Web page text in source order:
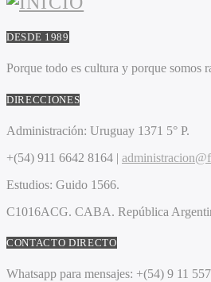
DESDE 1989
Porque todo es cultura y porque somos
DIRECCIONES
Administración: Uruguay 1371 5° P.
+(54) 911 6642 8164 |
Estudios: Guido 1566.
C1016ACG. CABA. República
CONTACTO DIRECTO
Whatsapp para mensajes: +(54) 9 11